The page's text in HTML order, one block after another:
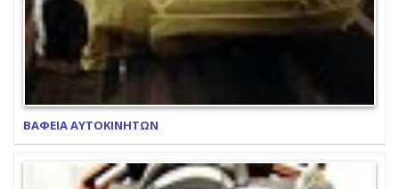
ΒΑΦΕΙΑ ΑΥΤΟΚΙΝΗΤΩΝ